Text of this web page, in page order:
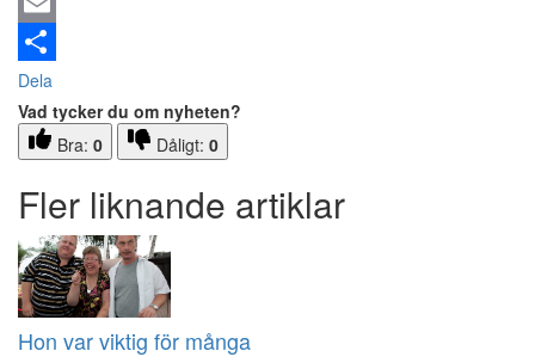
Email
Dela
Vad tycker du om nyheten?
Bra: 0 Dåligt: 0
Fler liknande artiklar
Hon var viktig för många